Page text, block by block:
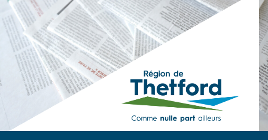
submenu (Nouvelles )
submenu (Documentation )